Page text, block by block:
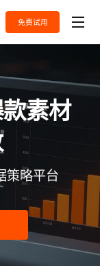
免费试用
素材
策略平台